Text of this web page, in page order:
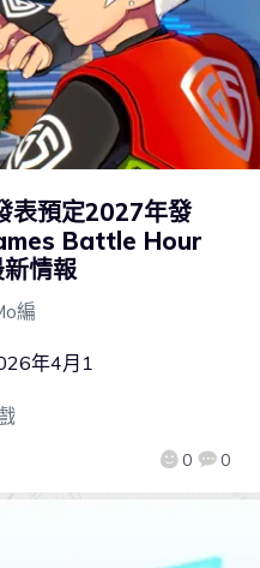
表預定2027年發
Battle Hour
情報
編
0 0
年4月1